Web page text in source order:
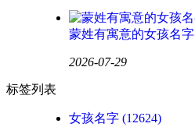
蒙姓有寓意的女孩名字
2026-07-29
标签列表
女孩名字 (12624)